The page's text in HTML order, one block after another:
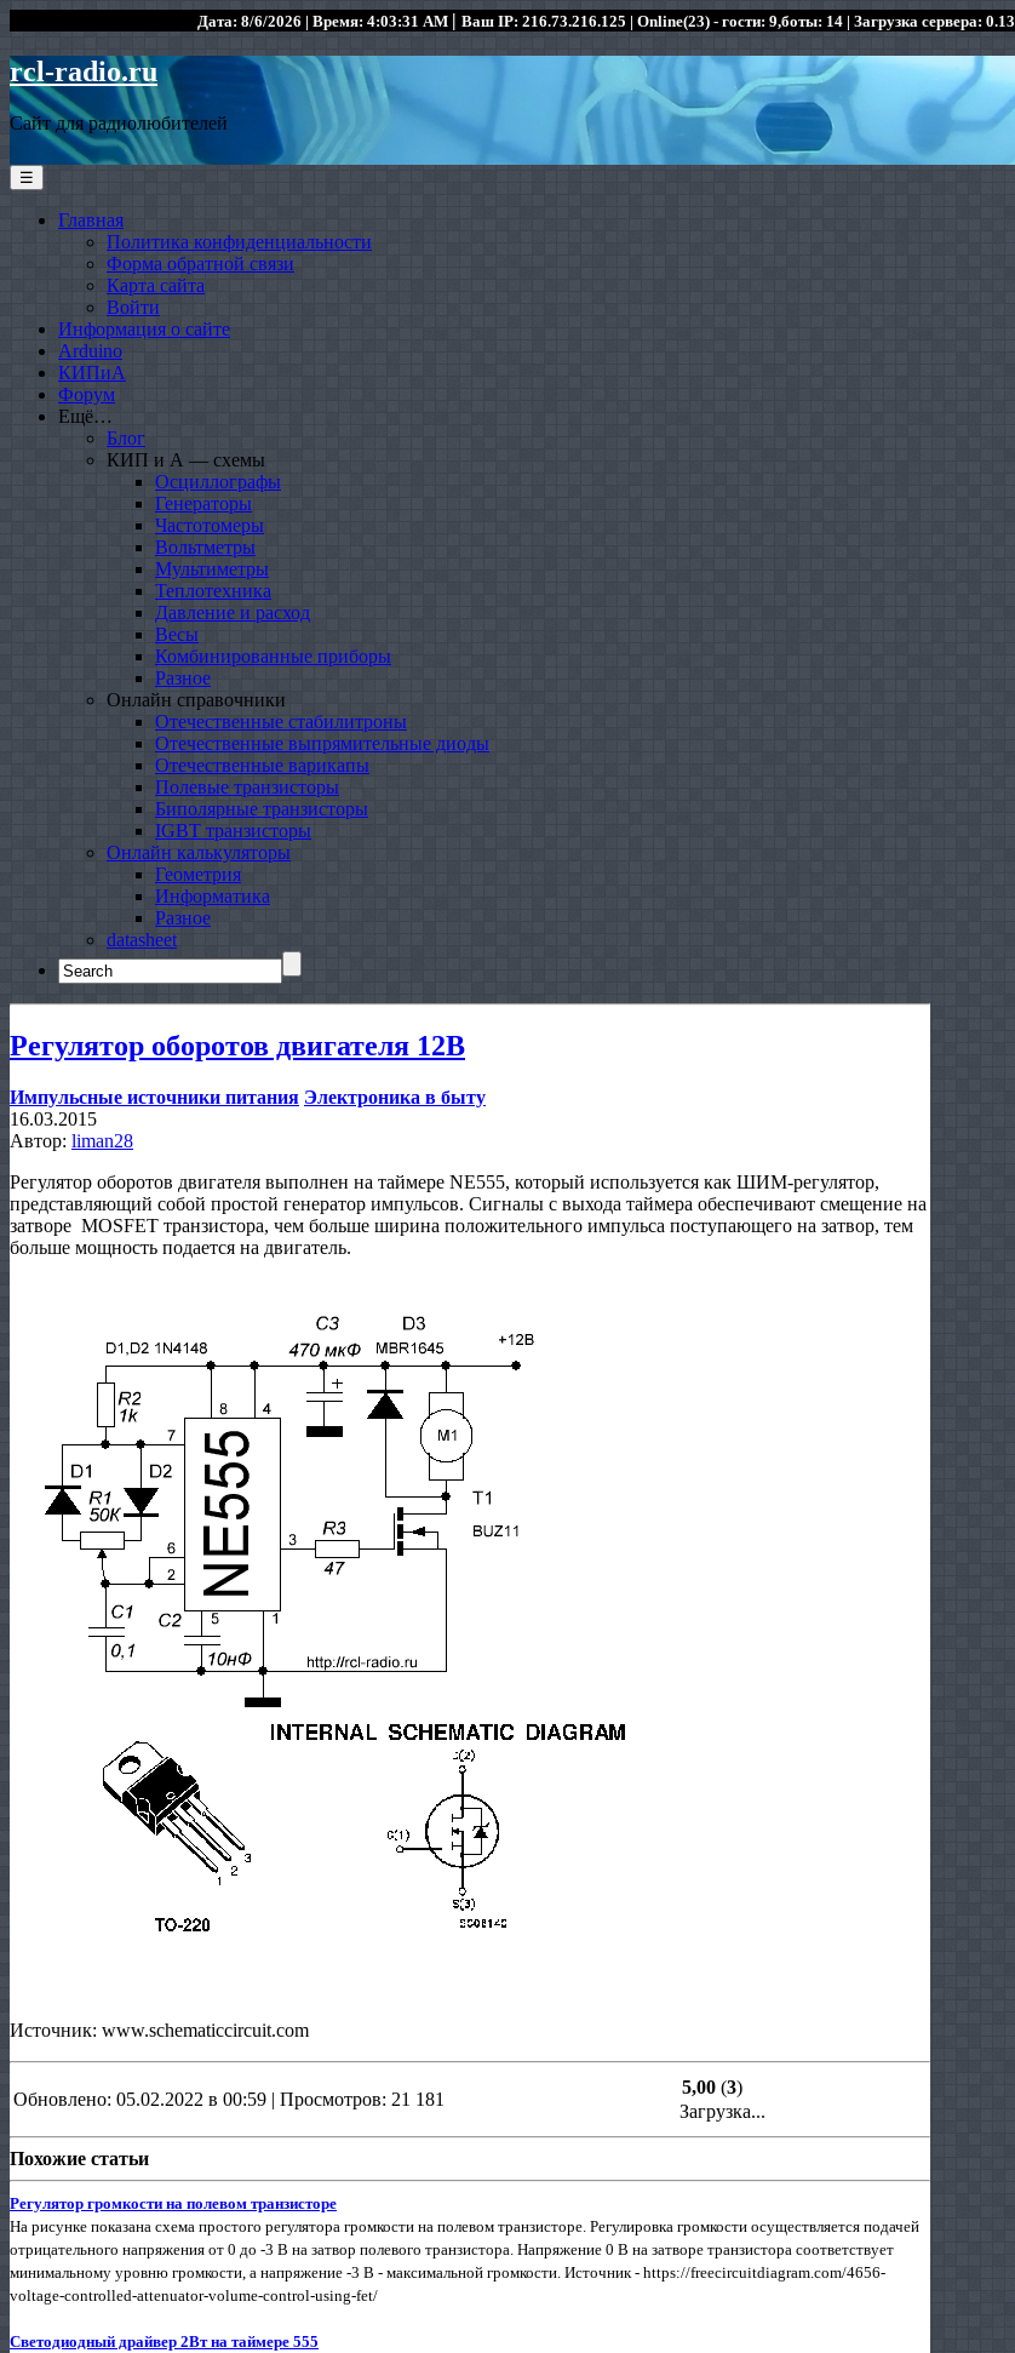
Дата: 8/6/2026 | Время: 4:03:31 AM | Ваш IP: 216.73.216.125 | Online(23) - гости: 9,боты: 14 | Загрузка сервера: 0.13
rcl-radio.ru
Сайт для радиолюбителей
☰
Главная
Политика конфиденциальности
Форма обратной связи
Карта сайта
Войти
Информация о сайте
Arduino
КИПиА
Форум
Ещё…
Блог
КИП и А — схемы
Осциллографы
Генераторы
Частотомеры
Вольтметры
Мультиметры
Теплотехника
Давление и расход
Весы
Комбинированные приборы
Разное
Онлайн справочники
Отечественные стабилитроны
Отечественные выпрямительные диоды
Отечественные варикапы
Полевые транзисторы
Биполярные транзисторы
IGBT транзисторы
Онлайн калькуляторы
Геометрия
Информатика
Разное
datasheet
Search
for:
Регулятор оборотов двигателя 12В
Импульсные источники питания Электроника в быту
16.03.2015
Автор: liman28
Регулятор оборотов двигателя выполнен на таймере NE555, который используется как ШИМ-регулятор,
представляющий собой простой генератор импульсов. Сигналы с выхода таймера обеспечивают смещение на
затворе MOSFET транзистора, чем больше ширина положительного импульса поступающего на затвор, тем
больше мощность подается на двигатель.
Источник: www.schematiccircuit.com
Обновлено: 05.02.2022 в 00:59 | Просмотров: 21 181
5,00 (3)
Загрузка...
Похожие статьи
Регулятор громкости на полевом транзисторе
На рисунке показана схема простого регулятора громкости на полевом транзисторе. Регулировка громкости осуществляется подачей
отрицательного напряжения от 0 до -3 В на затвор полевого транзистора. Напряжение 0 В на затворе транзистора соответствует
минимальному уровню громкости, а напряжение -3 В - максимальной громкости. Источник - https://freecircuitdiagram.com/4656-
voltage-controlled-attenuator-volume-control-using-fet/
Светодиодный драйвер 2Вт на таймере 555